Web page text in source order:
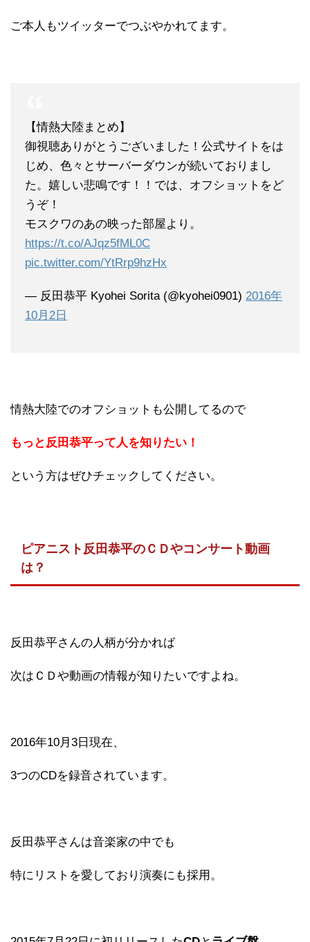
ご本人もツイッターでつぶやかれてます。
【情熱大陸まとめ】
御視聴ありがとうございました！公式サイトをは
じめ、色々とサーバーダウンが続いておりまし
た。嬉しい悲鳴です！！では、オフショットをど
うぞ！
モスクワのあの映った部屋より。
https://t.co/AJqz5fML0C
pic.twitter.com/YtRrp9hzHx
— 反田恭平 Kyohei Sorita (@kyohei0901) 2016年
10月2日
情熱大陸でのオフショットも公開してるので
もっと反田恭平って人を知りたい！
という方はぜひチェックしてください。
ピアニスト反田恭平のＣＤやコンサート動画
は？
反田恭平さんの人柄が分かれば
次はＣＤや動画の情報が知りたいですよね。
2016年10月3日現在、
3つのCDを録音されています。
反田恭平さんは音楽家の中でも
特にリストを愛しており演奏にも採用。